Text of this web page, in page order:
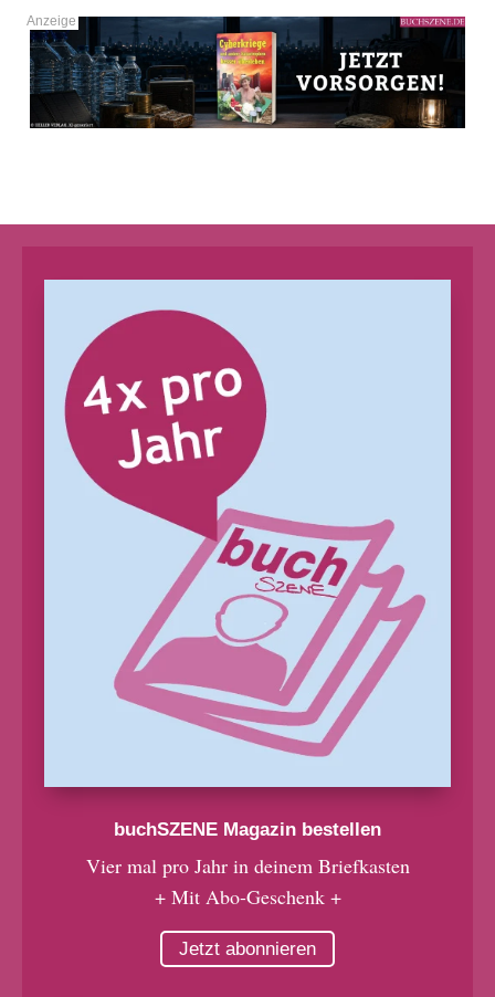
buchSZENE Magazin bestellen
Vier mal pro Jahr in deinem Briefkasten
+ Mit Abo-Geschenk +
Jetzt abonnieren